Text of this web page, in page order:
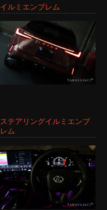
イルミエンブレム
ステアリングイルミエンブ
レム